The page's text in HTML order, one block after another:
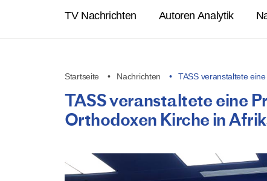
TV Nachrichten Autoren Analytik
Startseite Nachrichten TASS veranstaltete
TASS veranstaltete eine
Orthodoxen Kirche in